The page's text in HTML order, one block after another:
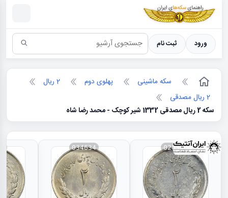
سکه ها ؛ راهنمای سکه شناسی
ورود ثبت نام
سکه ماشینی پهلوی دوم
2 ریال
2 ریال مصدقی
سکه 2 ریال مصدقی 1332 شیر کوچک - محمد رضا شاه
020386
034634